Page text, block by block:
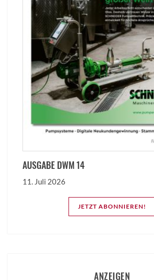
AUSGABE DWM 14
11. Juli 2026
JETZT ABONNIEREN!
ANZEIGEN